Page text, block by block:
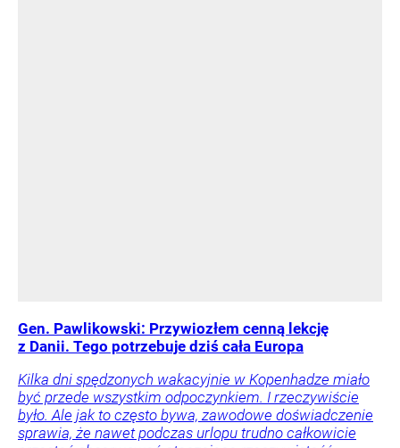
Gen. Pawlikowski: Przywiozłem cenną lekcję
z Danii. Tego potrzebuje dziś cała Europa
Kilka dni spędzonych wakacyjnie w Kopenhadze miało
być przede wszystkim odpoczynkiem. I rzeczywiście
było. Ale jak to często bywa, zawodowe doświadczenie
sprawia, że nawet podczas urlopu trudno całkowicie